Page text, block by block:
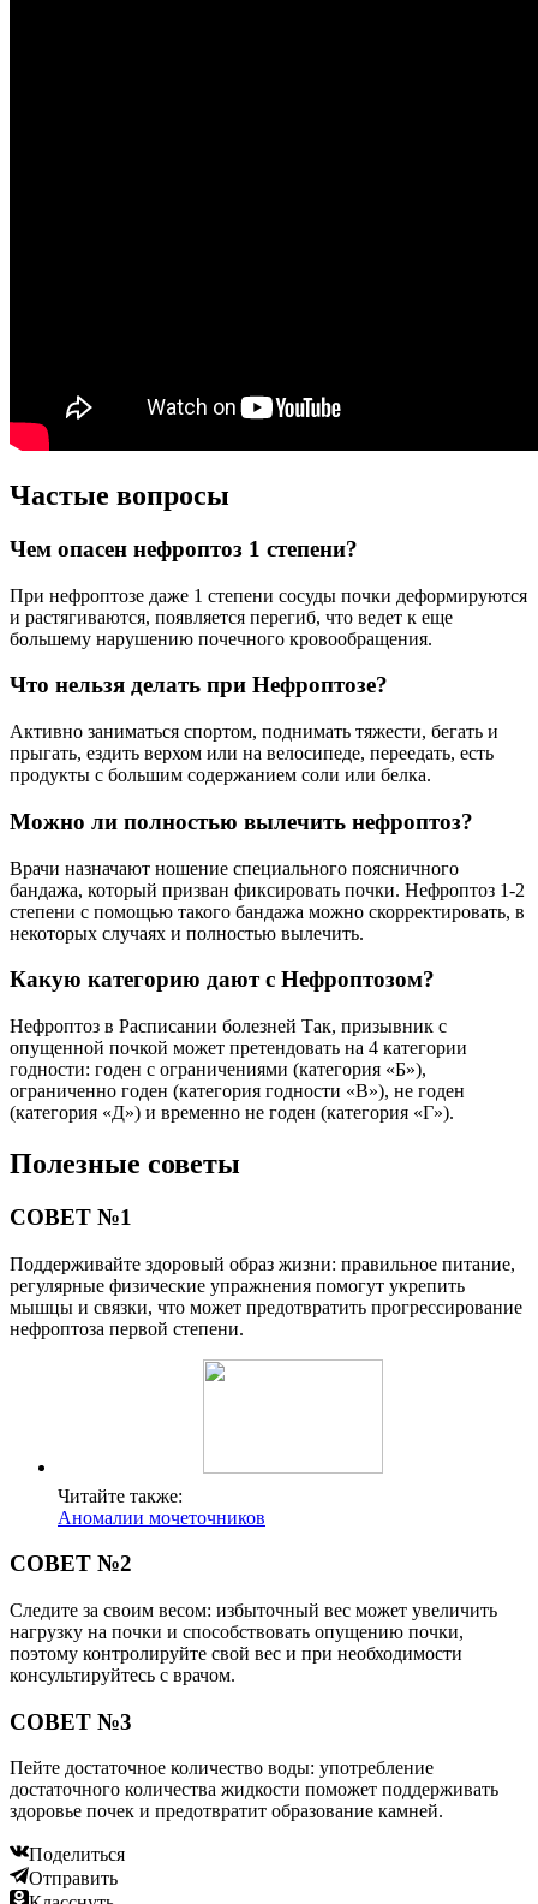
Частые вопросы
Чем опасен нефроптоз 1 степени?
При нефроптозе даже 1 степени сосуды почки деформируются
и растягиваются, появляется перегиб, что ведет к еще
большему нарушению почечного кровообращения.
Что нельзя делать при Нефроптозе?
Активно заниматься спортом, поднимать тяжести, бегать и
прыгать, ездить верхом или на велосипеде, переедать, есть
продукты с большим содержанием соли или белка.
Можно ли полностью вылечить нефроптоз?
Врачи назначают ношение специального поясничного
бандажа, который призван фиксировать почки. Нефроптоз 1-2
степени с помощью такого бандажа можно скорректировать, в
некоторых случаях и полностью вылечить.
Какую категорию дают с Нефроптозом?
Нефроптоз в Расписании болезней Так, призывник с
опущенной почкой может претендовать на 4 категории
годности: годен с ограничениями (категория «Б»),
ограниченно годен (категория годности «В»), не годен
(категория «Д») и временно не годен (категория «Г»).
Полезные советы
СОВЕТ №1
Поддерживайте здоровый образ жизни: правильное питание,
регулярные физические упражнения помогут укрепить
мышцы и связки, что может предотвратить прогрессирование
нефроптоза первой степени.
Читайте также:
Аномалии мочеточников
СОВЕТ №2
Следите за своим весом: избыточный вес может увеличить
нагрузку на почки и способствовать опущению почки,
поэтому контролируйте свой вес и при необходимости
консультируйтесь с врачом.
СОВЕТ №3
Пейте достаточное количество воды: употребление
достаточного количества жидкости поможет поддерживать
здоровье почек и предотвратит образование камней.
Поделиться
Отправить